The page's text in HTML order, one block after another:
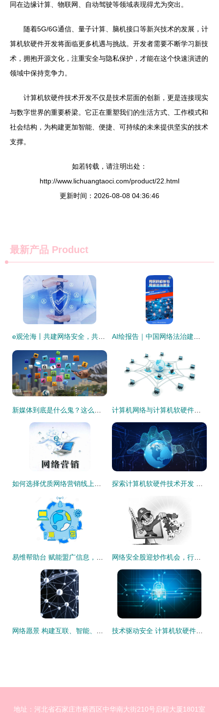
同在边缘计算、物联网、自动驾驶等领域表现得尤为突出。
随着5G/6G通信、量子计算、脑机接口等新兴技术的发展，计
算机软硬件开发将面临更多机遇与挑战。开发者需要不断学习新技
术，拥抱开源文化，注重安全与隐私保护，才能在这个快速演进的
领域中保持竞争力。
计算机软硬件技术开发不仅是技术层面的创新，更是连接现实
与数字世界的重要桥梁。它正在重塑我们的生活方式、工作模式和
社会结构，为构建更加智能、便捷、可持续的未来提供坚实的技术
支撑。
如若转载，请注明出处：
http://www.lichuangtaoci.com/product/22.html
更新时间：2026-08-08 04:36:46
最新产品 Product
地址：河北省石家庄市桥西区中华南大街210号启程大厦1801室